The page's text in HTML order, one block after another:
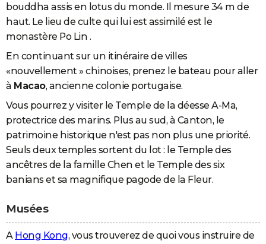
bouddha assis en lotus du monde. Il mesure 34 m de
haut. Le lieu de culte qui lui est assimilé est le
monastère Po Lin .
En continuant sur un itinéraire de villes
«nouvellement » chinoises, prenez le bateau pour aller
à Macao, ancienne colonie portugaise.
Vous pourrez y visiter le Temple de la déesse A-Ma,
protectrice des marins. Plus au sud, à Canton, le
patrimoine historique n'est pas non plus une priorité.
Seuls deux temples sortent du lot : le Temple des
ancêtres de la famille Chen et le Temple des six
banians et sa magnifique pagode de la Fleur.
Musées
A Hong Kong, vous trouverez de quoi vous instruire de